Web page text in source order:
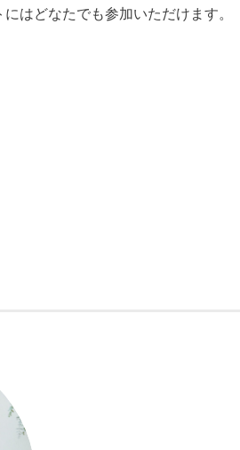
にはどなたでも参加いただけます。